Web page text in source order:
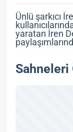
Ünlü şarkıcı
yaratan İren
Sahneleri